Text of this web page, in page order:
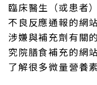
臨床醫生（或患者
不良反應通報的網
涉嫌與補充劑有關
究院膳食補充的網
了解很多微量營養